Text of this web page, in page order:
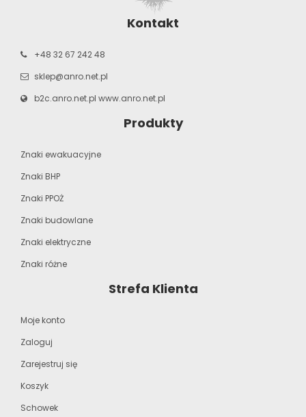
Kontakt
+48 32 67 242 48
sklep@anro.net.pl
b2c.anro.net.pl www.anro.net.pl
Produkty
Znaki ewakuacyjne
Znaki BHP
Znaki PPOŻ
Znaki budowlane
Znaki elektryczne
Znaki różne
Strefa Klienta
Moje konto
Zaloguj
Zarejestruj się
Koszyk
Schowek